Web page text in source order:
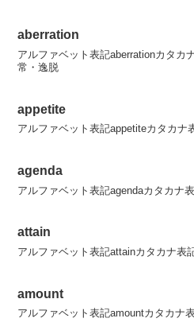
aberration
アルファベット表記aberrationカタカ
常・逸脱
appetite
アルファベット表記appetiteカタカナ
agenda
アルファベット表記agendaカタカナ
attain
アルファベット表記attainカタカナ表
amount
アルファベット表記amountカタカナ